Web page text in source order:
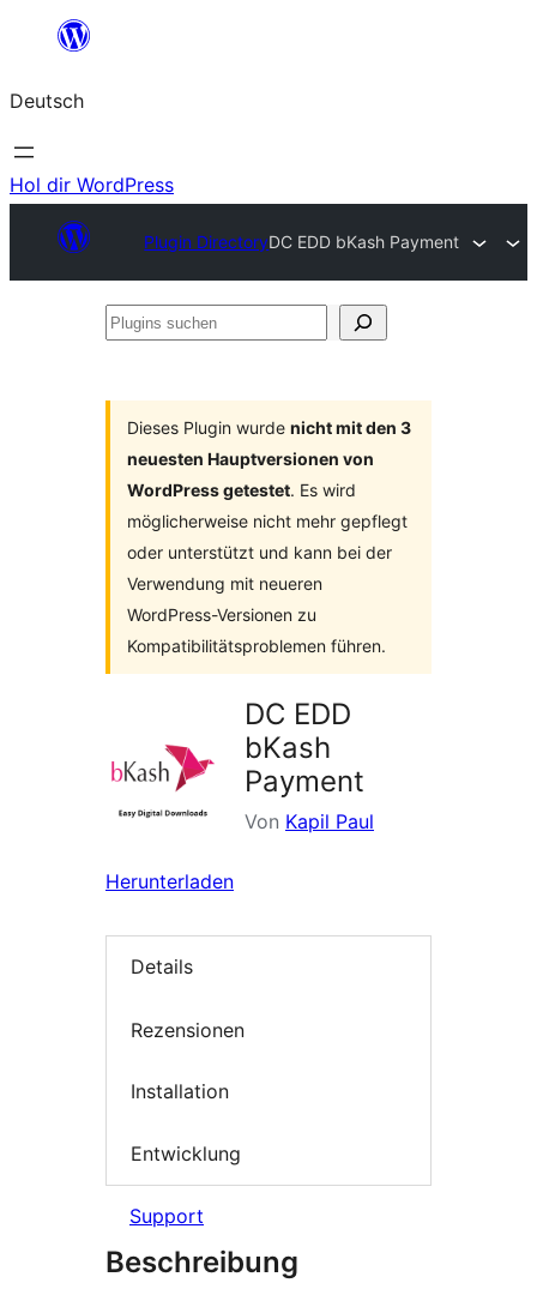
springen
Deutsch
Hol dir WordPress
Plugin DirectoryDC EDD bKash Payment
Plugins
Dieses Plugin wurde nicht mit den 3
neuesten Hauptversionen von
WordPress getestet. Es wird
möglicherweise nicht mehr gepflegt
oder unterstützt und kann bei der
Verwendung mit neueren
WordPress-Versionen zu
Kompatibilitätsproblemen führen.
DC EDD
bKash
Payment
Von Kapil Paul
Herunterladen
Details
Rezensionen
Installation
Entwicklung
Support
Beschreibung